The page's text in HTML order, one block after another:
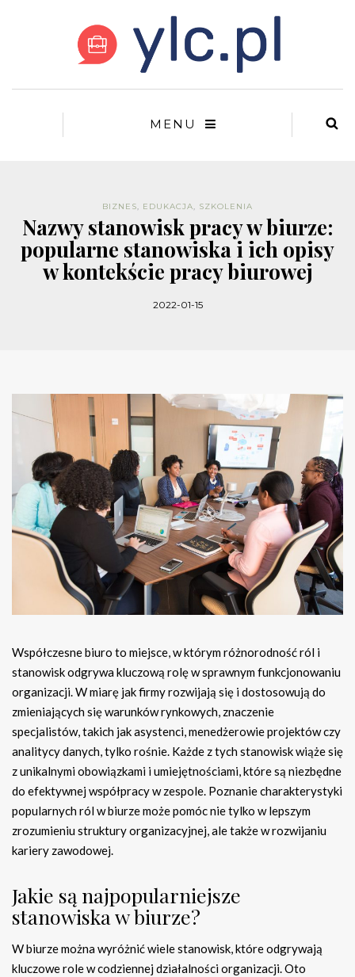
MENU
BIZNES, EDUKACJA, SZKOLENIA
Nazwy stanowisk pracy w biurze:
popularne stanowiska i ich opisy
w kontekście pracy biurowej
2022-01-15
Współczesne biuro to miejsce, w którym różnorodność ról i
stanowisk odgrywa kluczową rolę w sprawnym funkcjonowaniu
organizacji. W miarę jak firmy rozwijają się i dostosowują do
zmieniających się warunków rynkowych, znaczenie
specjalistów, takich jak asystenci, menedżerowie projektów czy
analitycy danych, tylko rośnie. Każde z tych stanowisk wiąże się
z unikalnymi obowiązkami i umiejętnościami, które są niezbędne
do efektywnej współpracy w zespole. Poznanie charakterystyki
popularnych ról w biurze może pomóc nie tylko w lepszym
zrozumieniu struktury organizacyjnej, ale także w rozwijaniu
kariery zawodowej.
Jakie są najpopularniejsze
stanowiska w biurze?
W biurze można wyróżnić wiele stanowisk, które odgrywają
kluczowe role w codziennej działalności organizacji. Oto